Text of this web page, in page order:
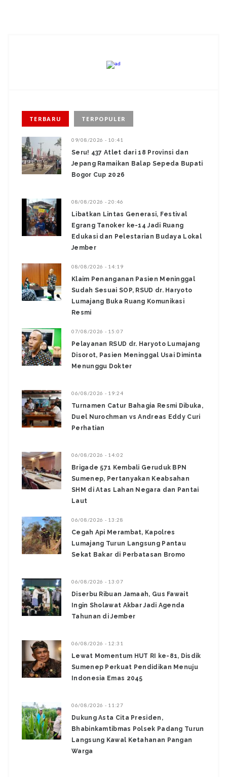
TERBARU TERPOPULER
09/08/2026 - 10:41
Seru! 437 Atlet dari 18 Provinsi dan
Jepang Ramaikan Balap Sepeda Bupati
Bogor Cup 2026
08/08/2026 - 20:46
Libatkan Lintas Generasi, Festival
Egrang Tanoker ke-14 Jadi Ruang
Edukasi dan Pelestarian Budaya Lokal
Jember
08/08/2026 - 14:19
Klaim Penanganan Pasien Meninggal
Sudah Sesuai SOP, RSUD dr. Haryoto
Lumajang Buka Ruang Komunikasi
Resmi
07/08/2026 - 15:07
Pelayanan RSUD dr. Haryoto Lumajang
Disorot, Pasien Meninggal Usai Diminta
Menunggu Dokter
06/08/2026 - 19:24
Turnamen Catur Bahagia Resmi Dibuka,
Duel Nurochman vs Andreas Eddy Curi
Perhatian
06/08/2026 - 14:02
Brigade 571 Kembali Geruduk BPN
Sumenep, Pertanyakan Keabsahan
SHM di Atas Lahan Negara dan Pantai
Laut
06/08/2026 - 13:28
‎Cegah Api Merambat, Kapolres
Lumajang Turun Langsung Pantau
Sekat Bakar di Perbatasan Bromo ‎
06/08/2026 - 13:07
Diserbu Ribuan Jamaah, Gus Fawait
Ingin Sholawat Akbar Jadi Agenda
Tahunan di Jember
06/08/2026 - 12:31
Lewat Momentum HUT RI ke-81, Disdik
Sumenep Perkuat Pendidikan Menuju
Indonesia Emas 2045
06/08/2026 - 11:27
Dukung Asta Cita Presiden,
Bhabinkamtibmas Polsek Padang Turun
Langsung Kawal Ketahanan Pangan
Warga